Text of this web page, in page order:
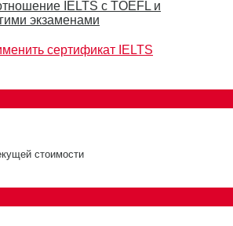
IELTS с TOEFL и
экзаменами
сертификат IELTS
стоимости